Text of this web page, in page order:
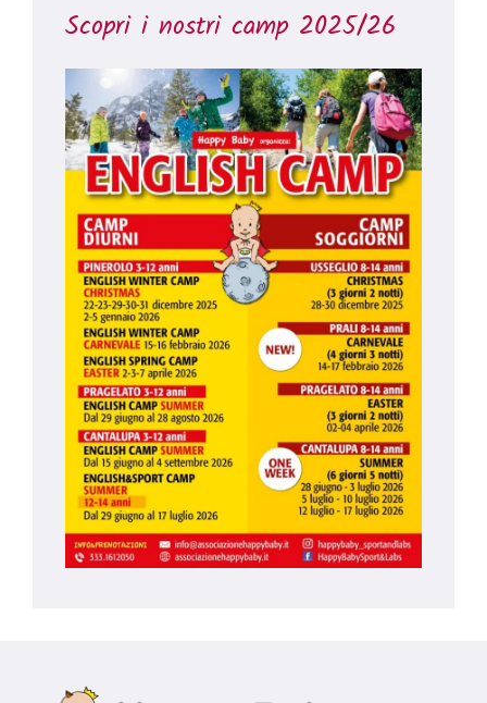
Scopri i nostri camp 2025/26